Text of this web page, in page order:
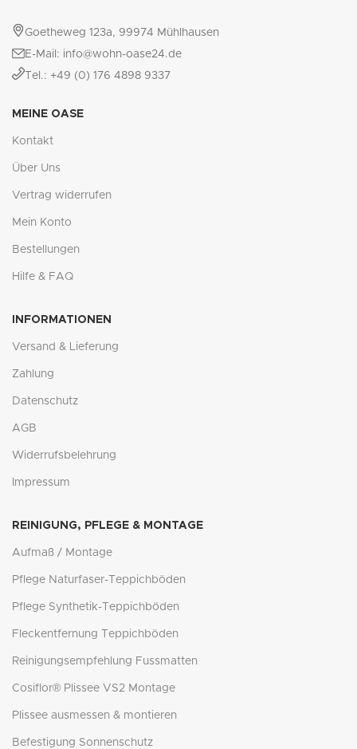
Goetheweg 123a, 99974 Mühlhausen
E-Mail: info@wohn-oase24.de
Tel.: +49 (0) 176 4898 9337
MEINE OASE
Kontakt
Über Uns
Vertrag widerrufen
Mein Konto
Bestellungen
Hilfe & FAQ
INFORMATIONEN
Versand & Lieferung
Zahlung
Datenschutz
AGB
Widerrufsbelehrung
Impressum
REINIGUNG, PFLEGE & MONTAGE
Aufmaß / Montage
Pflege Naturfaser-Teppichböden
Pflege Synthetik-Teppichböden
Fleckentfernung Teppichböden
Reinigungsempfehlung Fussmatten
Cosiflor® Plissee VS2 Montage
Plissee ausmessen & montieren
Befestigung Sonnenschutz